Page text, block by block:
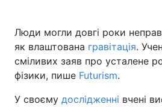
Люди могли довгі роки
як влаштована гравітація.
сміливих заяв про усталене
фізики, пише Futurism.
У своєму дослідженні вчені